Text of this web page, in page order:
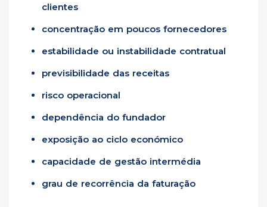
clientes
concentração em poucos fornecedores
estabilidade ou instabilidade contratual
previsibilidade das receitas
risco operacional
dependência do fundador
exposição ao ciclo económico
capacidade de gestão intermédia
grau de recorrência da faturação